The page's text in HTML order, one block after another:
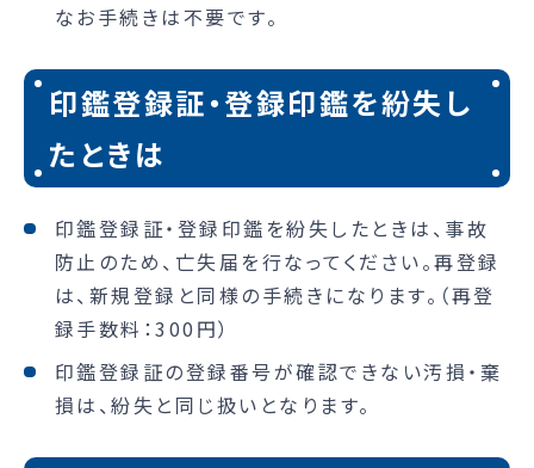
なお手続きは不要です。
印鑑登録証・登録印鑑を紛失し
たときは
印鑑登録証・登録印鑑を紛失したときは、事故
防止のため、亡失届を行なってください。再登録
は、新規登録と同様の手続きになります。（再登
録手数料：300円）
印鑑登録証の登録番号が確認できない汚損・棄
損は、紛失と同じ扱いとなります。